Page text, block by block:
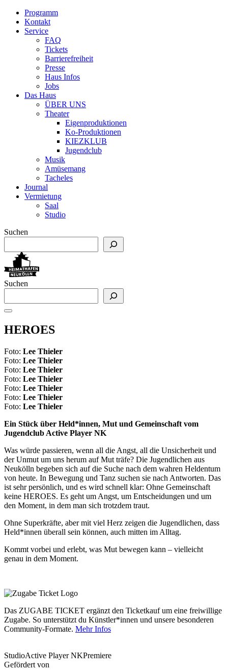
Programm
Kontakt
Service
FAQ
Tickets
Barrierefreiheit
Presse
Haus Infos
Jobs
Das Haus
ÜBER UNS
Theater
Eigenproduktionen
Ko-Produktionen
KIEZKLUB
Jugendclub
Musik
Amüsemang
Tacheles
Journal
Vermietung
Saal
Studio
Suchen
Suchen
HEROES
Foto: Lee Thieler
Foto: Lee Thieler
Foto: Lee Thieler
Foto: Lee Thieler
Foto: Lee Thieler
Foto: Lee Thieler
Foto: Lee Thieler
Ein Stück über Held*innen, Mut und Gemeinschaft vom
Jugendclub Active Player NK
Was würde passieren, wenn all die Angst, all die Unsicherheit und
der Unmut um uns herum auf Mut träfe? Die Jugendlichen aus
Neukölln begeben sich auf die Suche nach dem wahren Heldentum
von heute. In Bewegung und Tanz suchen sie nach Antworten. Das
ist sehr persönlich, und es wird schnell klar: Ohne Gemeinschaft
keine HEROES. Es geht um Angst, um Entscheidungen und um
den Moment, in dem man sich trotzdem traut.
Ohne Superkräfte, aber mit viel Herz zeigen die Jugendlichen, dass
Held*innen überall sein können, auch mitten im Alltag.
Kommt vorbei und erlebt, was Mut bewegen kann – vielleicht
genau in dem Moment.
Das ZUGABE TICKET ergänzt den Ticketkauf um eine freiwillige
Zugabe. So unterstützt du Künstler*innen und unsere besonderen
Community-Formate. Mehr Infos
StudioActive Player NKPremiere
Gefördert von